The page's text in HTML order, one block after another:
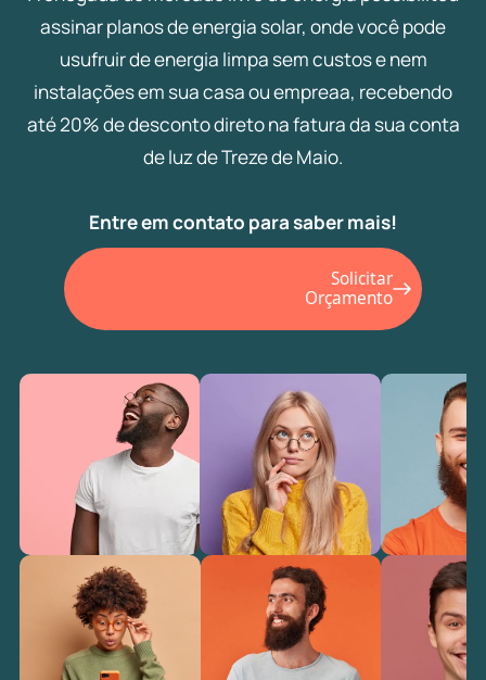
assinar planos de energia solar, onde você pode
usufruir de energia limpa sem custos e nem
instalações em sua casa ou empreaa, recebendo
até 20% de desconto direto na fatura da sua conta
de luz de Treze de Maio.
Entre em contato para saber mais!
Solicitar
Orçamento